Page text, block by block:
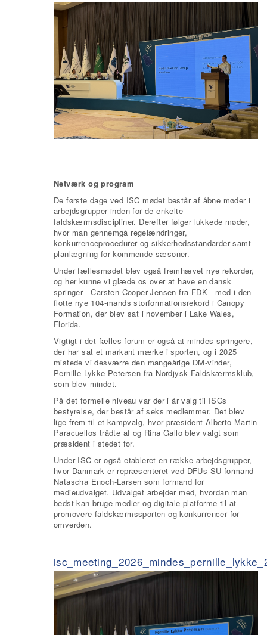
Netværk og program
De første dage ved ISC mødet består af åbne møder i
arbejdsgrupper inden for de enkelte
faldskærmsdiscipliner. Derefter følger lukkede møder,
hvor man gennemgå regelændringer,
konkurrenceprocedurer og sikkerhedsstandarder samt
planlægning for kommende sæsoner.
Under fællesmødet blev også fremhævet nye rekorder,
og her kunne vi glæde os over at have en dansk
springer - Carsten Cooper-Jensen fra FDK - med i den
flotte nye 104-mands storformationsrekord i Canopy
Formation, der blev sat i november i Lake Wales,
Florida.
Vigtigt i det fælles forum er også at mindes springere,
der har sat et markant mærke i sporten, og i 2025
mistede vi desværre den mangeårige DM-vinder,
Pernille Lykke Petersen fra Nordjysk Faldskærmsklub,
som blev mindet.
På det formelle niveau var der i år valg til ISCs
bestyrelse, der består af seks medlemmer. Det blev
lige frem til et kampvalg, hvor præsident Alberto Martin
Paracuellos trådte af og Rina Gallo blev valgt som
præsident i stedet for.
Under ISC er også etableret en række arbejdsgrupper,
hvor Danmark er repræsenteret ved DFUs SU-formand
Natascha Enoch-Larsen som formand for
medieudvalget. Udvalget arbejder med, hvordan man
bedst kan bruge medier og digitale platforme til at
promovere faldskærmssporten og konkurrencer for
omverden.